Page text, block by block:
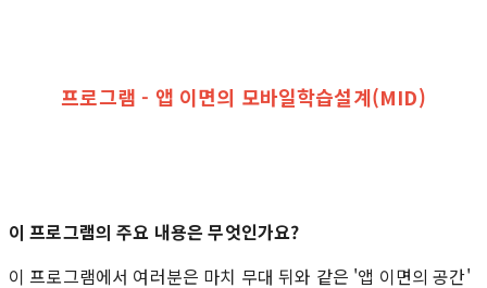
프로그램 - 앱 이면의 모바일학습설계(MID)
이 프로그램의 주요 내용은 무엇인가요?
이 프로그램에서 여러분은 마치 무대 뒤와 같은 '앱 이면의 공간'